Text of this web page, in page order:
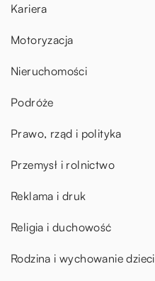
Kariera
Motoryzacja
Nieruchomości
Podróże
Prawo, rząd i polityka
Przemysł i rolnictwo
Reklama i druk
Religia i duchowość
Rodzina i wychowanie dzieci